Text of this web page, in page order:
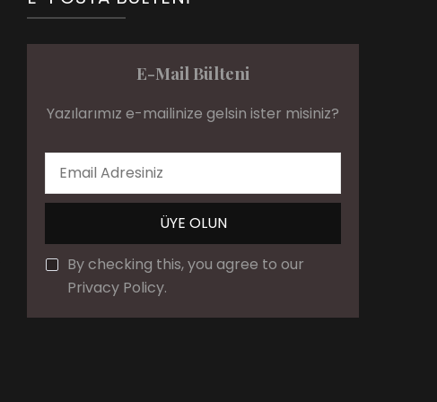
E-Mail Bülteni
Yazılarımız e-mailinize gelsin ister misiniz?
By checking this, you agree to our
Privacy Policy.